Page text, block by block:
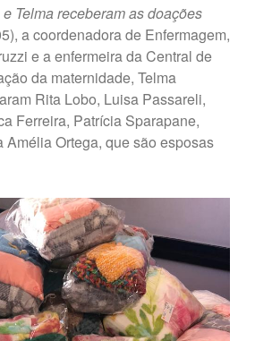
Trabalhe Conosco São Pedro
CANAL DE DENÚNCIAS
Fale Conosco
Fale Conosco – Ibirarema
Fale Conosco – Marília
Fale Conosco – Oscar
Bressane
Telma receberam as doações
a coordenadora de Enfermagem,
e a enfermeira da Central de
da maternidade, Telma
Rita Lobo, Luisa Passareli,
Ferreira, Patrícia Sparapane,
Amélia Ortega, que são esposas